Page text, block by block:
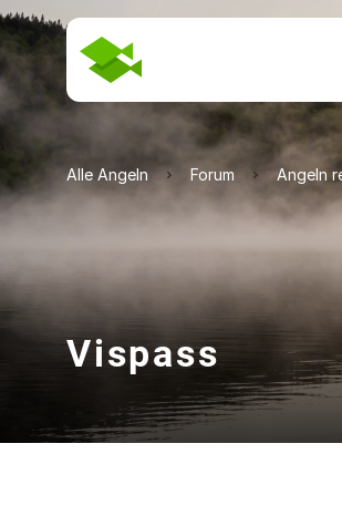
Alle Angeln Forum Angeln
Vispass